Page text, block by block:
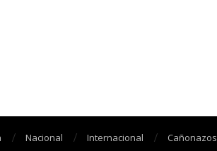
Nacional Internacional Cañonazos